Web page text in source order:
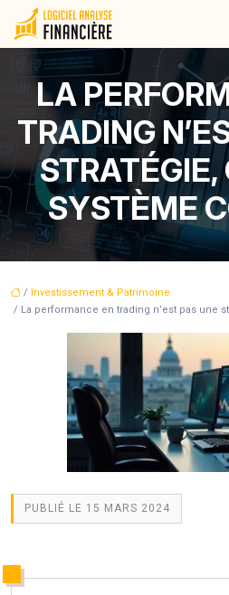
LA
TRADING
STRATÉGIE,
SYSTÈME
/
Investissement & Patrimoine
/ La performance en trading n’est pas une
PUBLIÉ LE 15 MARS 2024